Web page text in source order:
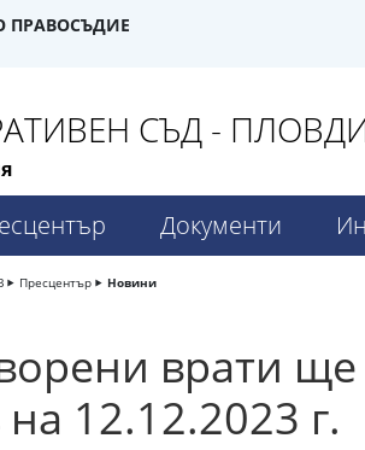
ПРАВОСЪДИЕ
СЪД -
Документи
Пресцентър Новини
врати
12.12.2023 г.